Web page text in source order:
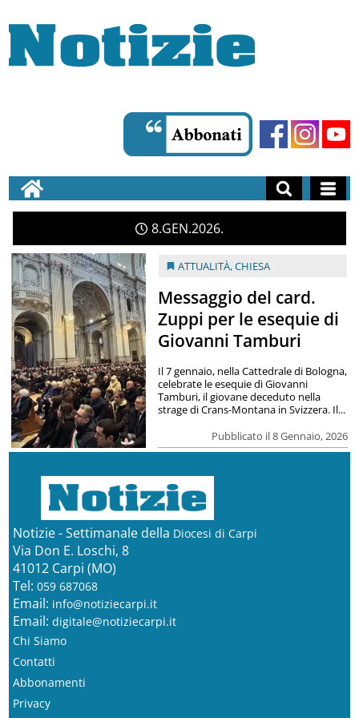
8 GEN 2026
ATTUALITÀ,CHIESA
Messaggio del card.
Zuppi per le esequie di
Giovanni Tamburi
Pubblicato il 8 Gennaio, 2026
Il 7 gennaio, nella Cattedrale di Bologna,
celebrate le esequie di Giovanni
Tamburi, il giovane deceduto nella
strage di Crans-Montana in Svizzera. Il...
Notizie - Settimanale della Diocesi di Carpi
Via Don E. Loschi, 8
41012 Carpi (MO)
Tel: 059 687068
Email: info@notiziecarpi.it
Email: digitale@notiziecarpi.it
Chi Siamo
Contatti
Abbonamenti
Privacy